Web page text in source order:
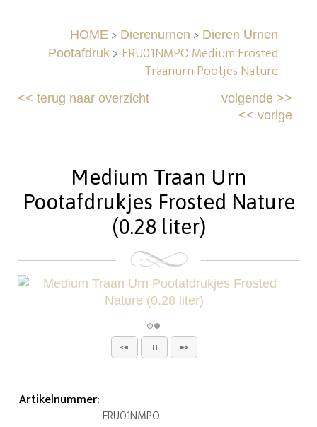
HOME> Dierenurnen > Dieren Urnen
Pootafdruk> ERU01NMPO Medium Frosted
Traanurn Pootjes Nature
<<terug naar overzicht volgende>>
<< vorige
Medium Traan Urn
Pootafdrukjes Frosted Nature
(0.28 liter)
Artikelnummer:
ERU01NMPO